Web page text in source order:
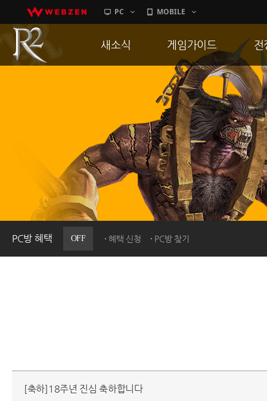
PC MOBILE
PC방 혜택 OFF 혜택 신청 PC방 찾기
새소식
이벤트
히스토리
PC방으로간다
게임가이드
게임 특징
서버가이드
신병훈련소
세부가이드
통합보급센터
전
통
공
[축하]18주년 진심 축하합니다